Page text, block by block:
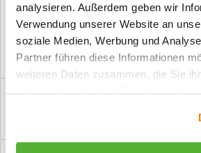
analysieren. Außerdem geben wir
Verwendung unserer Website an
soziale Medien, Werbung und
Partner führen diese Informationen
weiteren Daten zusammen, die Sie
Vorteile
Kostenloser Versand ab € 2000,-
Versand mit eigener Spedition
Ganzglastür Motiv Klit invers Für eine